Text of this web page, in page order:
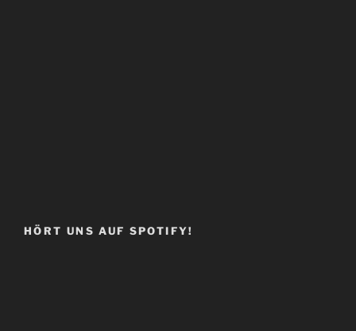
HÖRT UNS AUF SPOTIFY!